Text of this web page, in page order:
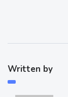
Written by